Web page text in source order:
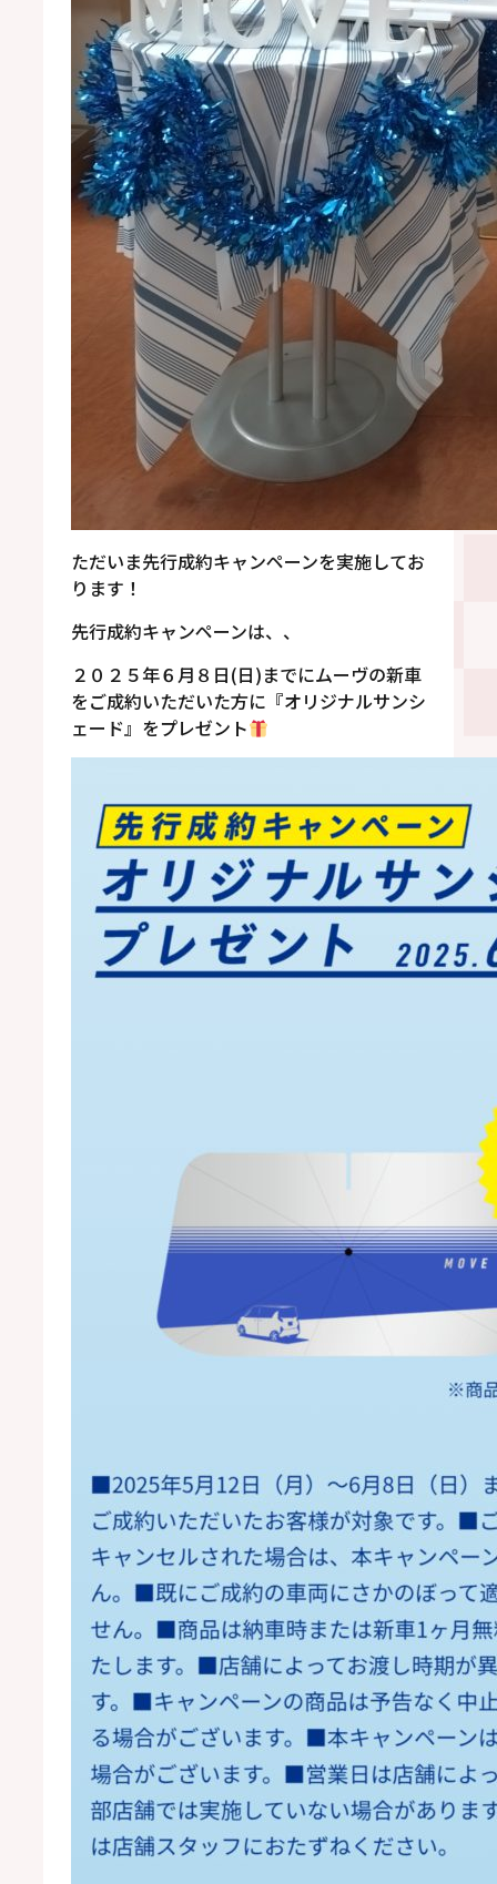
ただいま先行成約キャンペーンを実施してお
ります！
先行成約キャンペーンは、、
２０２５年６月８日(日)までにムーヴの新車
をご成約いただいた方に『オリジナルサンシ
ェード』をプレゼント